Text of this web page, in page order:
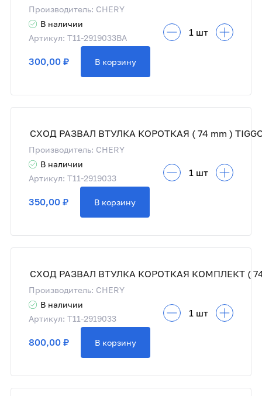
Производитель: CHERY
В наличии
Артикул: T11-2919033BA
300,00 ₽ В корзину
СХОД РАЗВАЛ ВТУЛКА КОРОТКАЯ ( 74 mm )
Производитель: CHERY
В наличии
Артикул: T11-2919033
350,00 ₽ В корзину
Производитель: CHERY
В наличии
Артикул: T11-2919033
800,00 ₽ В корзину